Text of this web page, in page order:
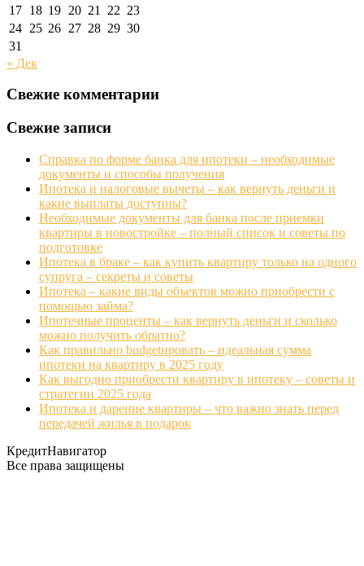
17 18 19 20 21 22 23
24 25 26 27 28 29 30
31
« Дек
Свежие комментарии
Свежие записи
Справка по форме банка для ипотеки – необходимые
документы и способы получения
Ипотека и налоговые вычеты – как вернуть деньги и
какие выплаты доступны?
Необходимые документы для банка после приемки
квартиры в новостройке – полный список и советы по
подготовке
Ипотека в браке – как купить квартиру только на одного
супруга – секреты и советы
Ипотека – какие виды объектов можно приобрести с
помощью займа?
Ипотечные проценты – как вернуть деньги и сколько
можно получить обратно?
Как правильно budgetировать – идеальная сумма
ипотеки на квартиру в 2025 году
Как выгодно приобрести квартиру в ипотеку – советы и
стратегии 2025 года
Ипотека и дарение квартиры – что важно знать перед
передачей жилья в подарок
КредитНавигатор
Все права защищены